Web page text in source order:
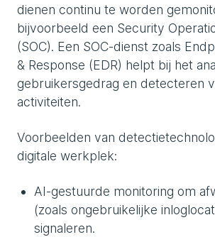
dienen continu te worden
bijvoorbeeld een Security
(SOC). Een SOC-dienst zoals
& Response (EDR) helpt bij het
gebruikersgedrag en detecteren
activiteiten.
Voorbeelden van
digitale werkplek:
AI-gestuurde monitoring om
(zoals ongebruikelijke
signaleren.